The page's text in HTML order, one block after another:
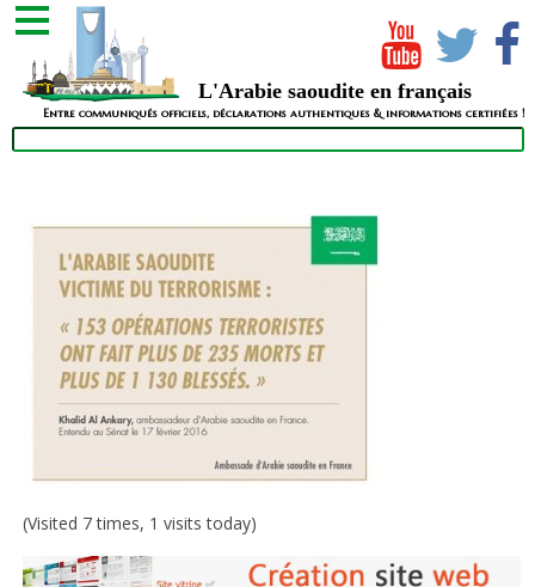
L'Arabie saoudite en français
Entre communiqués officiels, déclarations authentiques & informations certifiées !
(Visited 7 times, 1 visits today)